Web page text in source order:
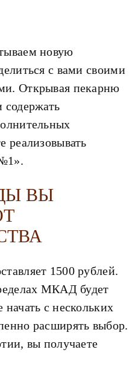
новую
с вами своими
Открывая пекарню
реализовывать
ВЫ
1500 рублей.
МКАД будет
с нескольких
расширять выбор.
вы получаете